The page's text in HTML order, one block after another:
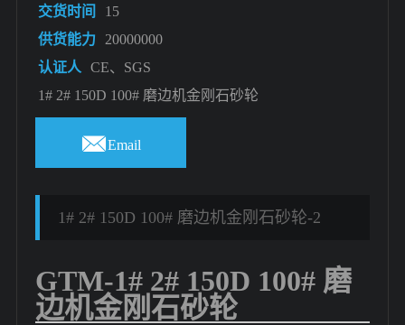
交货时间
15
供货能力
20000000
认证人
CE、SGS
1# 2# 150D 100# 磨边机金刚石砂轮
Email
1# 2# 150D 100# 磨边机金刚石砂轮-2
GTM-1# 2# 150D 100# 磨
边机金刚石砂轮